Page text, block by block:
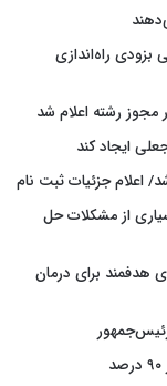
راه‌اندازی
رشته اعلام شد
ایجاد کند
اعلام جزئیات ثبت نام
از مشکلات حل
هدفمند برای درمان